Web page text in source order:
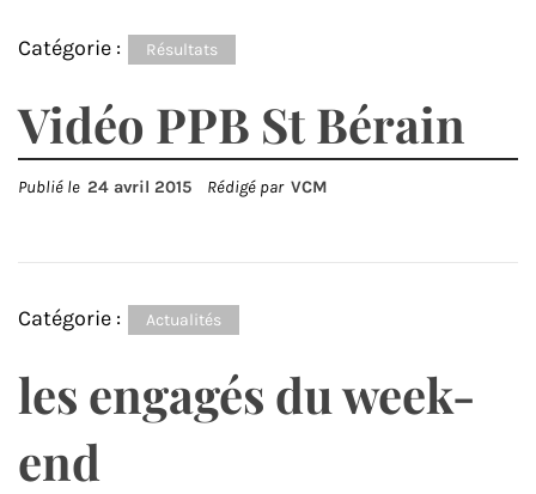
Catégorie : Résultats
Vidéo PPB St Bérain
Publié le 24 avril 2015 Rédigé par VCM
Catégorie : Actualités
les engagés du week-
end